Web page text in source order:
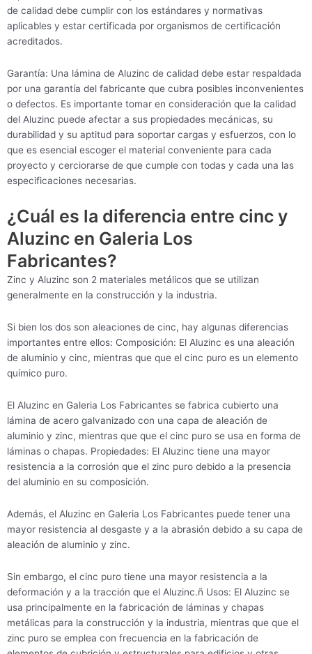
de calidad debe cumplir con los estándares y normativas
aplicables y estar certificada por organismos de certificación
acreditados.
Garantía: Una lámina de Aluzinc de calidad debe estar respaldada
por una garantía del fabricante que cubra posibles inconvenientes
o defectos. Es importante tomar en consideración que la calidad
del Aluzinc puede afectar a sus propiedades mecánicas, su
durabilidad y su aptitud para soportar cargas y esfuerzos, con lo
que es esencial escoger el material conveniente para cada
proyecto y cerciorarse de que cumple con todas y cada una las
especificaciones necesarias.
¿Cuál es la diferencia entre cinc y
Aluzinc en Galeria Los
Fabricantes?
Zinc y Aluzinc son 2 materiales metálicos que se utilizan
generalmente en la construcción y la industria.
Si bien los dos son aleaciones de cinc, hay algunas diferencias
importantes entre ellos: Composición: El Aluzinc es una aleación
de aluminio y cinc, mientras que que el cinc puro es un elemento
químico puro.
El Aluzinc en Galeria Los Fabricantes se fabrica cubierto una
lámina de acero galvanizado con una capa de aleación de
aluminio y zinc, mientras que que el cinc puro se usa en forma de
láminas o chapas. Propiedades: El Aluzinc tiene una mayor
resistencia a la corrosión que el zinc puro debido a la presencia
del aluminio en su composición.
Además, el Aluzinc en Galeria Los Fabricantes puede tener una
mayor resistencia al desgaste y a la abrasión debido a su capa de
aleación de aluminio y zinc.
Sin embargo, el cinc puro tiene una mayor resistencia a la
deformación y a la tracción que el Aluzinc.ñ Usos: El Aluzinc se
usa principalmente en la fabricación de láminas y chapas
metálicas para la construcción y la industria, mientras que que el
zinc puro se emplea con frecuencia en la fabricación de